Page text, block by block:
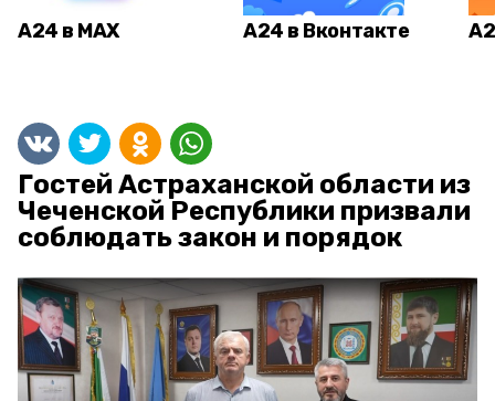
А24 в MAX А24 в Вконтакте
Гостей Астраханской области из
Чеченской Республики призвали
соблюдать закон и порядок